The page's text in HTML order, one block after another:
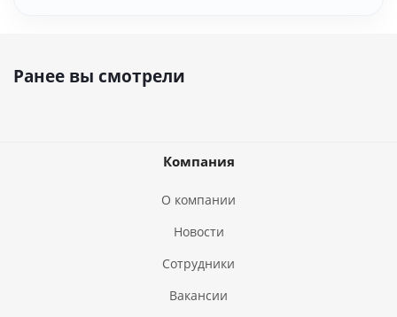
Ранее вы смотрели
Компания
О компании
Новости
Сотрудники
Вакансии